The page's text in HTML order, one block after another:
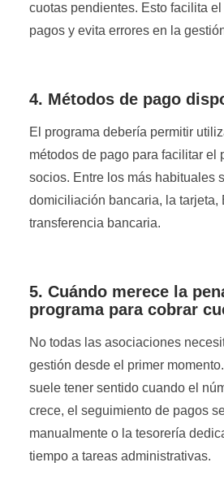
cuotas pendientes. Esto facilita
pagos y evita errores en la
4. Métodos de pago
El programa debería permitir
métodos de pago para facilitar el
socios. Entre los más habituales
domiciliación bancaria, la tarjeta,
transferencia bancaria.
5. Cuándo merece la
programa para cobrar
No todas las asociaciones
gestión desde el primer
suele tener sentido cuando el
crece, el seguimiento de pagos
manualmente o la tesorería
tiempo a tareas administrativas.